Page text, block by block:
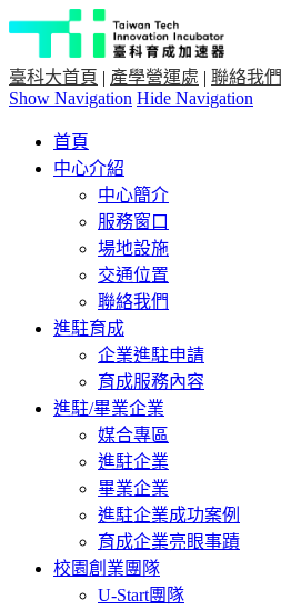
臺科大首頁 | 產學營運處 | 聯絡我們
Show Navigation Hide Navigation
首頁
中心介紹
中心簡介
服務窗口
場地設施
交通位置
聯絡我們
進駐育成
企業進駐申請
育成服務內容
進駐/畢業企業
媒合專區
進駐企業
畢業企業
進駐企業成功案例
育成企業亮眼事蹟
校園創業團隊
U-Start團隊